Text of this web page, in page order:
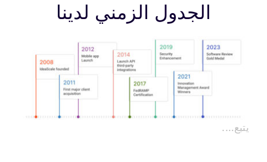
الجدول الزمني لدينا
يتبع….